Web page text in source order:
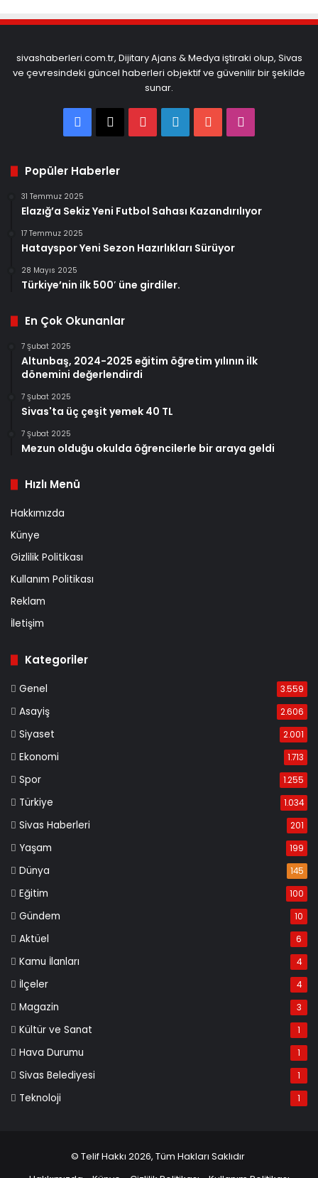
sivashaberleri.com.tr, Dijitary Ajans & Medya iştiraki olup, Sivas
ve çevresindeki güncel haberleri objektif ve güvenilir bir şekilde
sunar.
Facebook
X PinterestLinkedInYouTube
Popüler Haberler
31 Temmuz 2025
Elazığ’a Sekiz Yeni Futbol Sahası Kazandırılıyor
17 Temmuz 2025
Hatayspor Yeni Sezon Hazırlıkları Sürüyor
28 Mayıs 2025
Türkiye’nin ilk 500′ üne girdiler.
En Çok Okunanlar
7 Şubat 2025
Altunbaş, 2024-2025 eğitim öğretim yılının ilk
dönemini değerlendirdi
7 Şubat 2025
Sivas'ta üç çeşit yemek 40 TL
7 Şubat 2025
Mezun olduğu okulda öğrencilerle bir araya geldi
Hızlı Menü
Hakkımızda
Künye
Gizlilik Politikası
Kullanım Politikası
Reklam
İletişim
Kategoriler
Genel 3.559
Asayiş 2.606
Siyaset 2.001
Ekonomi 1.713
Spor 1.255
Türkiye 1.034
Sivas Haberleri 201
Yaşam 199
Dünya 145
Eğitim 100
Gündem 10
Aktüel 6
Kamu İlanları 4
İlçeler 4
Magazin 3
Kültür ve Sanat 1
Hava Durumu 1
Sivas Belediyesi 1
Teknoloji 1
© Telif Hakkı 2026, Tüm Hakları Saklıdır